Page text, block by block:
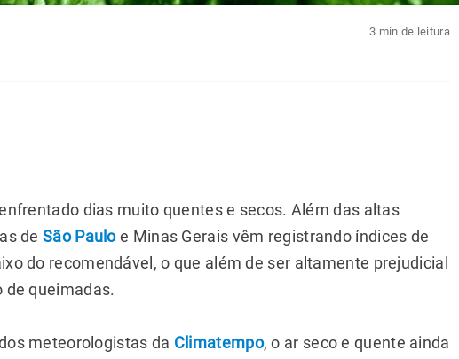
3 min de leitura
dias muito quentes e secos. Além das altas
deSão Pauloe Minas Gerais vêm registrando índices de
do recomendável, o que além de ser altamente prejudicial
de queimadas.
meteorologistas da Climatempo, o ar seco e quente ainda